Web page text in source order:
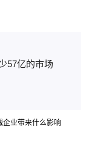
57亿的市场